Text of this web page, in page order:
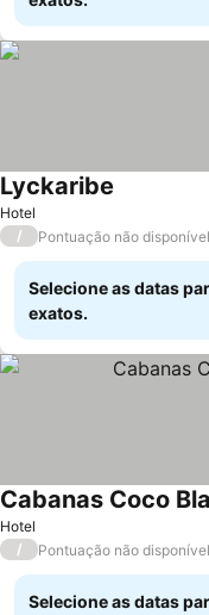
Hotel
Lyckaribe
/ Pontuação não disponível
Selecione as datas
exatos.
Hotel
Cabanas Coco
/ Pontuação não disponível
Selecione as datas